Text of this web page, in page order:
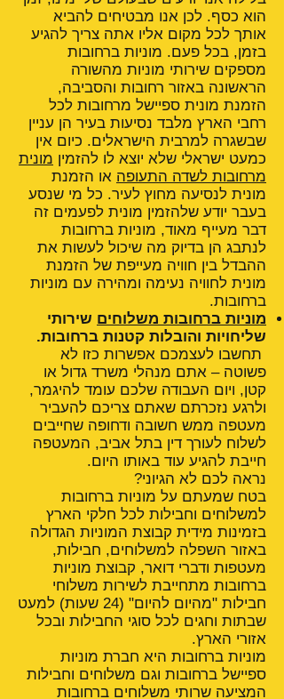
הוא כסף. לכן אנו מבטיחים להביא
אותך לכל מקום אליו אתה צריך להגיע
בזמן, בכל פעם. מוניות ברחובות
מספקים שירותי מוניות מהשורה
הראשונה באזור רחובות והסביבה,
הזמנת מונית ספיישל מרחובות לכל
רחבי הארץ מלבד נסיעות בעיר הן עניין
שבשגרה למרבית הישראלים. כיום אין
כמעט ישראלי שלא יוצא לו להזמין מונית
מרחובות לשדה התעופה או הזמנת
מונית לנסיעה מחוץ לעיר. כל מי שנסע
בעבר יודע שלהזמין מונית לפעמים זה
דבר מעייף מאוד, מוניות ברחובות
לנתבג הן בדיוק מה שיכול לעשות את
ההבדל בין חוויה מעייפת של הזמנת
מונית לחוויה נעימה ומהירה עם מוניות
ברחובות.
מוניות ברחובות משלוחים שירותי
שליחויות והובלות קטנות ברחובות.
תחשבו לעצמכם אפשרות כזו לא
פשוטה – אתם מנהלי משרד גדול או
קטן, ויום העבודה שלכם עומד להיגמר,
ולרגע נזכרתם שאתם צריכם להעביר
מעטפה ממש חשובה ודחופה שחייבים
לשלוח לעורך דין בתל אביב, המעטפה
חייבת להגיע עוד באותו היום.
נראה לכם לא הגיוני?
בטח שמעתם על מוניות ברחובות
למשלוחים וחבילות לכל חלקי הארץ
בזמינות מידית קבוצת המוניות הגדולה
באזור השפלה למשלוחים, חבילות,
מעטפות ודברי דואר, קבוצת מוניות
ברחובות מתחייבת לשירות משלוחי
חבילות "מהיום להיום" (24 שעות) למעט
שבתות וחגים לכל סוגי החבילות ובכל
אזורי הארץ.
מוניות ברחובות היא חברת מוניות
ספיישל ברחובות וגם משלוחים וחבילות
המציעה שרותי משלוחים ברחובות